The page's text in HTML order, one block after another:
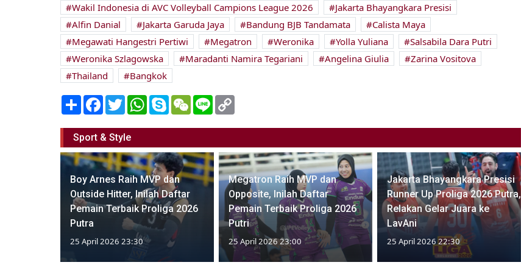
Wakil Indonesia di AVC Volleyball Campions League 2026
Jakarta Bhayangkara Presisi
Alfin Danial
Jakarta Garuda Jaya Bandung BJB Tandamata
Calista Maya
Megawati Hangestri Pertiwi
Megatron Weronika Yolla Yuliana
Salsabila Dara Putri
Weronika Szlagowska
Maradanti Namira Tegariani Angelina Giulia
Zarina Vositova
Thailand
Bangkok
Share Facebook
TwitterWhatsApp
SkypeWeChatLine
Sport & Style
Boy Arnes Raih MVP dan
Outside Hitter, Inilah Daftar
Pemain Terbaik Proliga 2026
Putra
25 April 2026 23:30
Megatron Raih MVP dan
Opposite, Inilah Daftar
Pemain Terbaik Proliga 2026
Putri
25 April 2026 23:00
Jakarta Bhayangkara Presisi
Runner Up Proliga 2026 Putra,
Relakan Gelar Juara ke
LavAni
25 April 2026 22:30